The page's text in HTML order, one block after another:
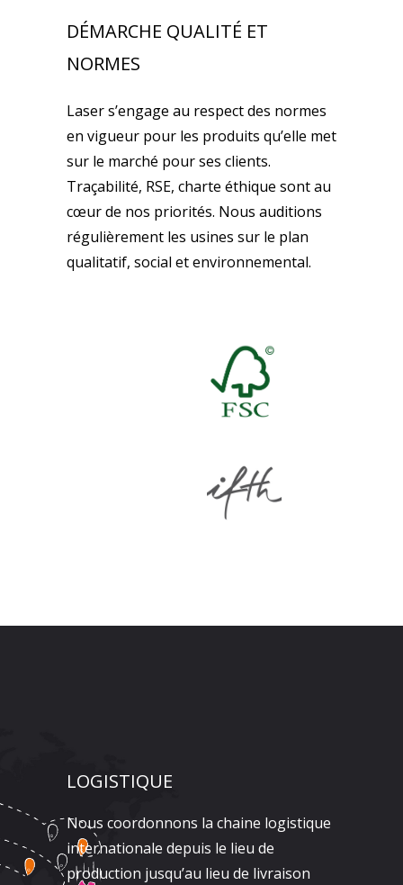
DÉMARCHE QUALITÉ ET
NORMES
Laser s’engage au respect des normes
en vigueur pour les produits qu’elle met
sur le marché pour ses clients.
Traçabilité, RSE, charte éthique sont au
cœur de nos priorités. Nous auditions
régulièrement les usines sur le plan
qualitatif, social et environnemental.
LOGISTIQUE
Nous coordonnons la chaine logistique
internationale depuis le lieu de
production jusqu’au lieu de livraison